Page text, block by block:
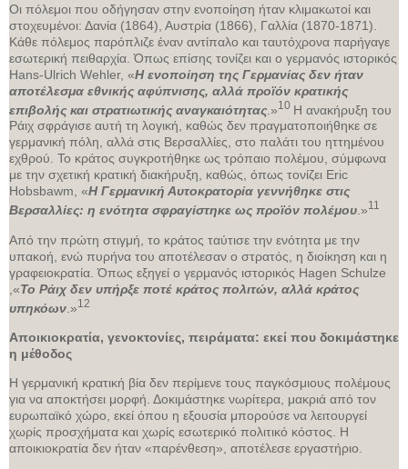
Οι πόλεμοι που οδήγησαν στην ενοποίηση ήταν κλιμακωτοί και
στοχευμένοι: Δανία (1864), Αυστρία (1866), Γαλλία (1870-1871).
Κάθε πόλεμος παρόπλιζε έναν αντίπαλο και ταυτόχρονα παρήγαγε
εσωτερική πειθαρχία. Όπως επίσης τονίζει και ο γερμανός ιστορικός
Hans-Ulrich Wehler, «Η ενοποίηση της Γερμανίας δεν ήταν
αποτέλεσμα εθνικής αφύπνισης, αλλά προϊόν κρατικής
επιβολής και στρατιωτικής αναγκαιότητας .»10 Η ανακήρυξη του
Ράιχ σφράγισε αυτή τη λογική, καθώς δεν πραγματοποιήθηκε σε
γερμανική πόλη, αλλά στις Βερσαλλίες, στο παλάτι του ηττημένου
εχθρού. Το κράτος συγκροτήθηκε ως τρόπαιο πολέμου, σύμφωνα
με την σχετική κρατική διακήρυξη, καθώς, όπως τονίζει Eric
Hobsbawm, «Η Γερμανική Αυτοκρατορία γεννήθηκε στις
Βερσαλλίες: η ενότητα σφραγίστηκε ως προϊόν πολέμου.»11
Από την πρώτη στιγμή, το κράτος ταύτισε την ενότητα με την
υπακοή, ενώ πυρήνα του αποτέλεσαν ο στρατός, η διοίκηση και η
γραφειοκρατία. Όπως εξηγεί ο γερμανός ιστορικός Hagen Schulze
,«Το Ράιχ δεν υπήρξε ποτέ κράτος πολιτών, αλλά κράτος
υπηκόων .»12
Αποικιοκρατία, γενοκτονίες, πειράματα: εκεί που δοκιμάστηκε
η μέθοδος
Η γερμανική κρατική βία δεν περίμενε τους παγκόσμιους πολέμους
για να αποκτήσει μορφή. Δοκιμάστηκε νωρίτερα, μακριά από τον
ευρωπαϊκό χώρο, εκεί όπου η εξουσία μπορούσε να λειτουργεί
χωρίς προσχήματα και χωρίς εσωτερικό πολιτικό κόστος. Η
αποικιοκρατία δεν ήταν «παρένθεση», αποτέλεσε εργαστήριο.